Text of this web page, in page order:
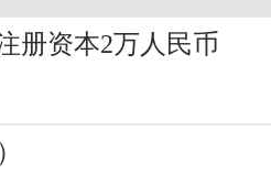
册资本2万人民币